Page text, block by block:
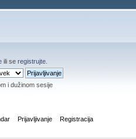
ili se registrujte
i dužinom sesije
Prijavljivanje Registracija